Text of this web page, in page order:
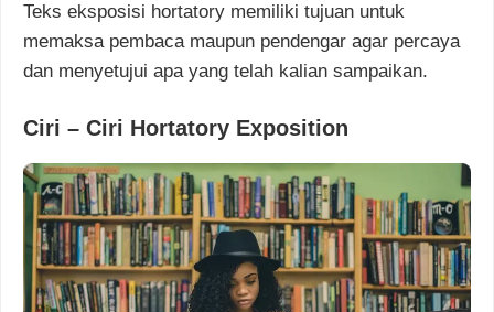
Teks eksposisi hortatory memiliki tujuan untuk
memaksa pembaca maupun pendengar agar percaya
dan menyetujui apa yang telah kalian sampaikan.
Ciri – Ciri Hortatory Exposition